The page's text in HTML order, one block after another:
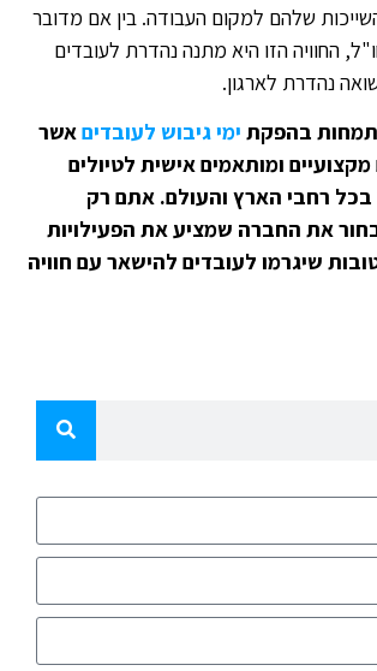
שלהם למקום העבודה. בין אם מדובר
החוויה הזו היא מתנה נהדרת לעובדים
נהדרת לארגון.
בהפקת ימי גיבוש לעובדיםאשר
ומותאמים אישית לטיולים
בכל רחבי הארץ והעולם. אתם רק
את החברה שמציע את הפעילויות
שיגרמו לעובדים להישאר עם חוויה